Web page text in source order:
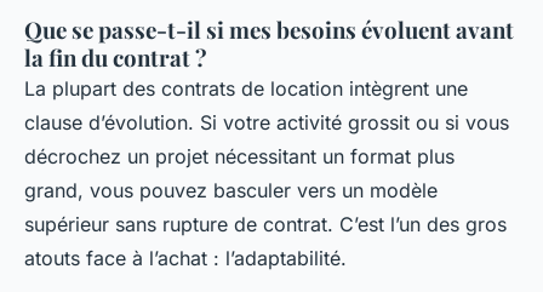
Que se passe-t-il si mes besoins évoluent avant
la fin du contrat ?
La plupart des contrats de location intègrent une
clause d’évolution. Si votre activité grossit ou si vous
décrochez un projet nécessitant un format plus
grand, vous pouvez basculer vers un modèle
supérieur sans rupture de contrat. C’est l’un des gros
atouts face à l’achat : l’adaptabilité.